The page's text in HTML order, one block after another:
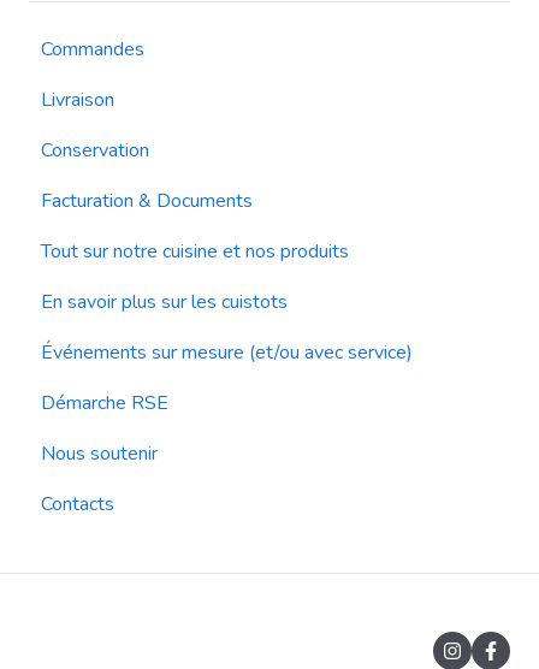
Commandes
Livraison
Conservation
Facturation & Documents
Tout sur notre cuisine et nos produits
En savoir plus sur les cuistots
Événements sur mesure (et/ou avec service)
Démarche RSE
Nous soutenir
Contacts